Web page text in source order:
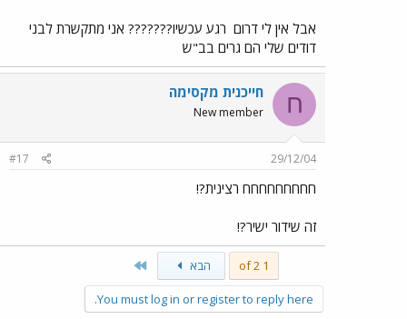
אבל אין לי דרום רגע עכשיו??????? אני מתקשרת לבני
דודים שלי הם גרים בב"ש
ח חייכנית מקסימה
New member
29/12/04
#17
חחחחחחחחח רצינית?!
זה שידור ישיר?!
1 of 2 הבא
You must log in or register to reply here.